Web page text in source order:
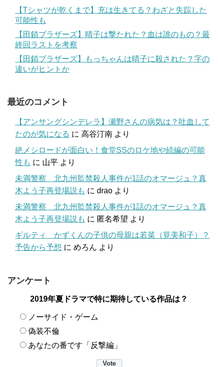
【Tシャツが乾くまで】充は生きてる？わざと失踪した
可能性も
【田鎖ブラザーズ】晴子は撃たれた？血は誰のもの？最
終回ラストを考察
【田鎖ブラザーズ】もっちゃんは晴子に殺された？字の
違いがヒントか
最近のコメント
【アンサングシンデレラ】瀬野さんの病気は？吐血して
たのが気になる に 高谷汀南 より
絶メシロードが面白い！食堂SSのロケ地や続編の可能
性も に 山平 より
未満警察 北九州監禁殺人事件が1話のオマージュ？真
木よう子再登場説も に drao より
未満警察 北九州監禁殺人事件が1話のオマージュ？真
木よう子再登場説も に 匿名希望 より
ギルティ かずくんの子供の母親は若菜（筧美和子）？
予告から予想 に めろん より
アンケート
2019年夏ドラマで特に期待している作品は？
ノーサイド・ゲーム
偽装不倫
あなたの番です「反撃編」